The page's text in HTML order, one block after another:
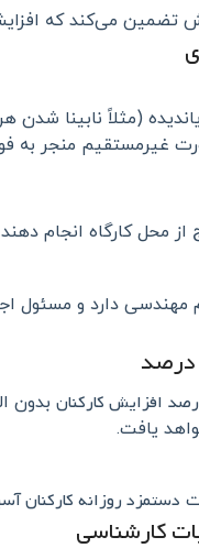
تضمین می‌کند که افزایش
(مثلاً نابینا شدن
غیرمستقیم منجر
از محل کارگاه
دارد و مسئول
بدون
یافت.
دستمزد روزانه کارکنان